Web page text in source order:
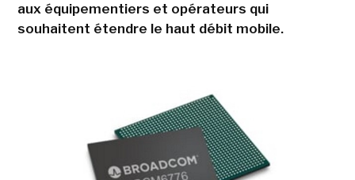
aux équipementiers et opérateurs qui
souhaitent étendre le haut débit mobile.